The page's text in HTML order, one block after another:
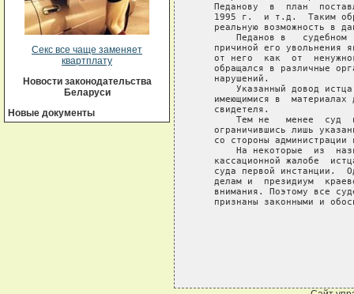
Секс все чаще заменяет
квартплату
Новости законодательства
Беларуси
Новые документы
Педанову  в  план
1995 г.  и т.д.  Таким
реальную возможность в
Педанов в   судебном
причиной его увольнения
от него  как  от
обращался в различные
   нарушений.
Указанный довод
имеющимися в  материалах
   свидетеля.
Тем не   менее  суд
ограничившись лишь
со стороны администрации
На некоторые  из
кассационной жалобе
суда первой инстанции.
делам и  президиум
внимания. Поэтому все
признаны законными и